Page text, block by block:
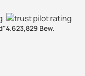
4.623,829 Bew.